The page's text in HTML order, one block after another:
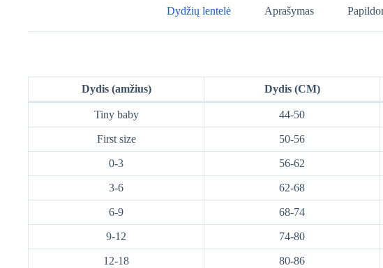
Dydžių lentelė Aprašymas
Dydis (amžius) Dydis (CM)
Tiny baby 44-50
First size 50-56
0-3 56-62
3-6 62-68
6-9 68-74
9-12 74-80
12-18 80-86